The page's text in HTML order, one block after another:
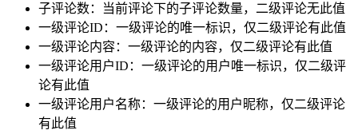
子评论数：当前评论下的子评论数量，二级评论无此值
一级评论ID：一级评论的唯一标识，仅二级评论有此值
一级评论内容：一级评论的内容，仅二级评论有此值
一级评论用户ID：一级评论的用户唯一标识，仅二级评
论有此值
一级评论用户名称：一级评论的用户昵称，仅二级评论
有此值